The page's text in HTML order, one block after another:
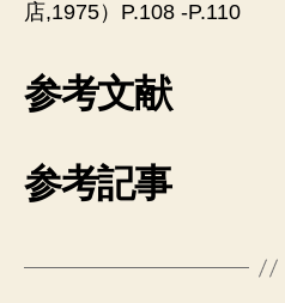
店,1975）P.108 -P.110
参考文献
参考記事